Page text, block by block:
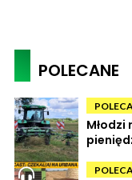
POLECANE
Młodzi